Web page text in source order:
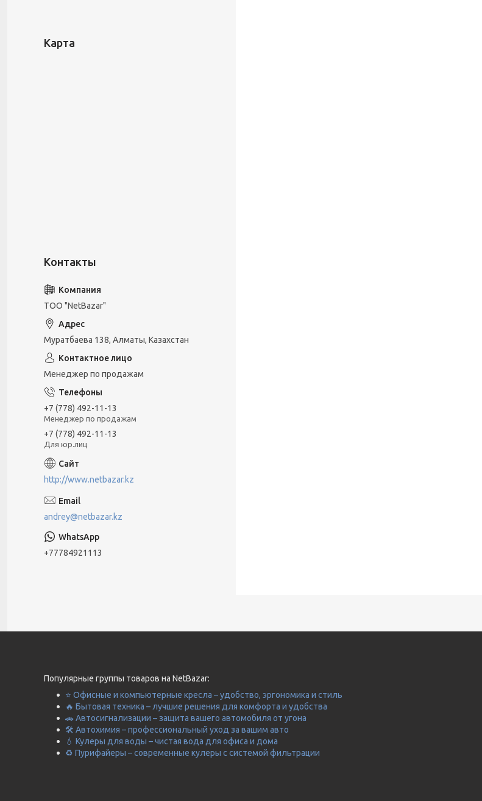
Карта
ТОО "NetBazar"
Муратбаева 138, Алматы, Казахстан
Менеджер по продажам
+7 (778) 492-11-13
Менеджер по продажам
+7 (778) 492-11-13
Для юр.лиц
http://www.netbazar.kz
andrey@netbazar.kz
+77784921113
Популярные группы товаров на NetBazar:
⭐ Офисные и компьютерные кресла – удобство, эргономика и стиль
🔥 Бытовая техника – лучшие решения для комфорта и удобства
🚗 Автосигнализации – защита вашего автомобиля от угона
🛠️ Автохимия – профессиональный уход за вашим авто
💧 Кулеры для воды – чистая вода для офиса и дома
♻️ Пурифайеры – современные кулеры с системой фильтрации